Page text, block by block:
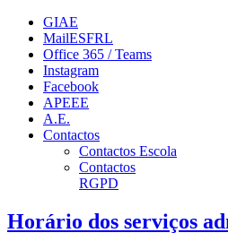
GIAE
MailESFRL
Office 365 / Teams
Instagram
Facebook
APEEE
A.E.
Contactos
Contactos Escola
Contactos
RGPD
Horário dos serviços